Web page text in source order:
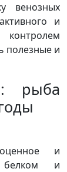
венозных
и
полезные и
рыба
и
белком и